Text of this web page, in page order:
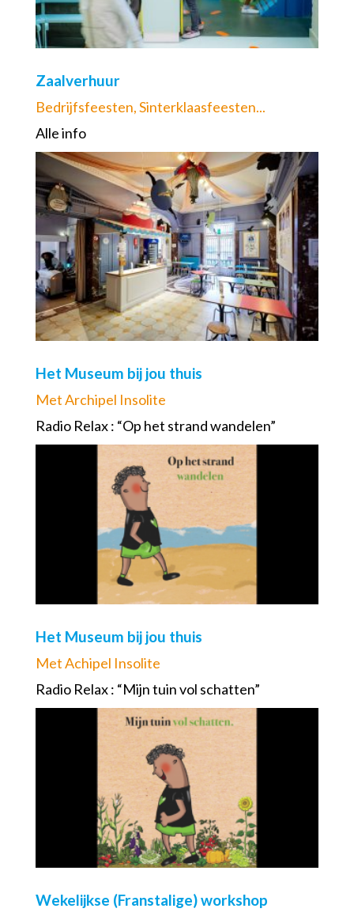
Zaalverhuur
Bedrijfsfeesten, Sinterklaasfeesten...
Alle info
Het Museum bij jou thuis
Met Archipel Insolite
Radio Relax : “Op het strand wandelen”
Het Museum bij jou thuis
Met Achipel Insolite
Radio Relax : “Mijn tuin vol schatten”
Wekelijkse (Franstalige) workshop